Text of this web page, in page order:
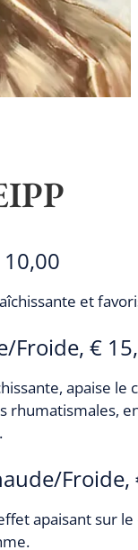
et
Froide, €
apaise
Froide,
apaisant sur